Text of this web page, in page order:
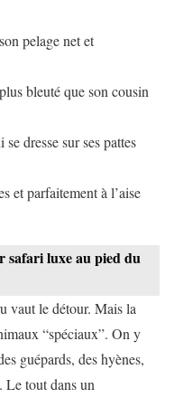
pelage net et
bleuté que son cousin
dresse sur ses pattes
et parfaitement à l’aise
safari luxe au pied du
vaut le détour. Mais la
“spéciaux”. On y
guépards, des hyènes,
Le tout dans un